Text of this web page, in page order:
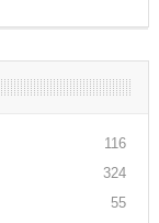
116
324
55